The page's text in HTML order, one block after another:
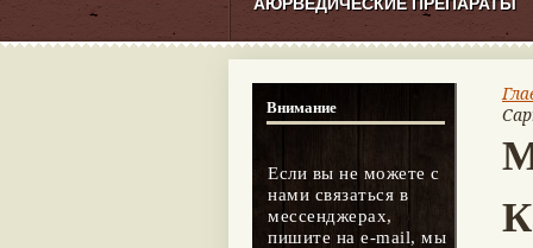
Внимание
Если вы не можете с
нами связаться в
мессенджерах,
пишите на e-mail, мы